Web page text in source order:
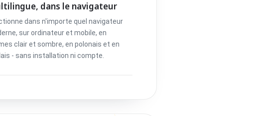
dans le navigateur
dans n'importe quel navigateur
sur ordinateur et mobile, en
clair et sombre, en polonais et en
- sans installation ni compte.